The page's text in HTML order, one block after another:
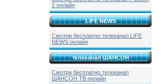
2 онлайн
LIFE NEWS
Смотри бесплатно телеканал LIFE
NEWS онлайн
телеканал ШАНСОН
Смотри бесплатно телеканал
ШАНСОН ТВ онлайн